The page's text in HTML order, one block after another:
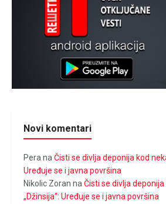
Novi komentari
Pera na Čisti se divlja deponija kod
Uređuje se i javna površina
Nikolic Zoran na Čisti se divlja
„Džinsija“: Uređuje se i javna površina